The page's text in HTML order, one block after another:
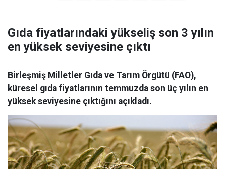
Gıda fiyatlarındaki yükseliş son 3 yılın
en yüksek seviyesine çıktı
Birleşmiş Milletler Gıda ve Tarım Örgütü (FAO),
küresel gıda fiyatlarının temmuzda son üç yılın en
yüksek seviyesine çıktığını açıkladı.